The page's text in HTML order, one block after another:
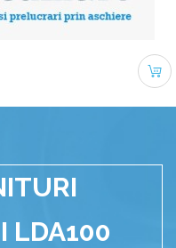
LDA100